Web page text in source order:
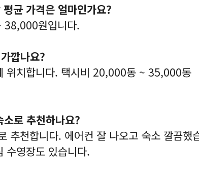
균 가격은 얼마인가요?
원입니다.
깝나요?
위치합니다. 택시비 20,000동 ~ 35,000동
로 추천하나요?
추천합니다. 에어컨 잘 나오고 숙소 깔끔했
영장도 있습니다.